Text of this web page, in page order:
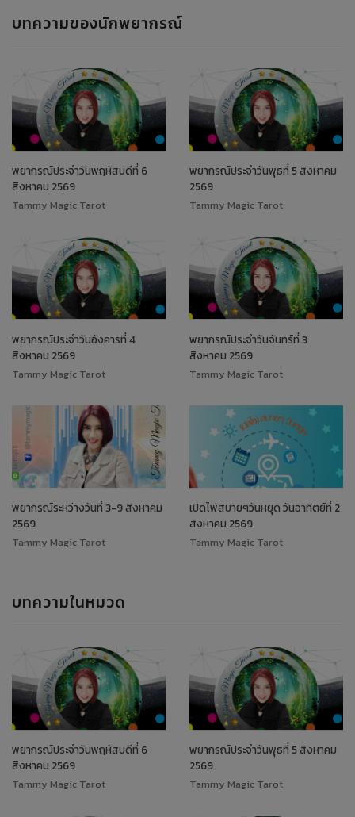
บทความของนักพยากรณ์
พยากรณ์ประจำวันพฤหัสบดีที่ 6
สิงหาคม 2569
Tammy Magic Tarot
พยากรณ์ประจำวันพุธที่ 5 สิงหาคม
2569
Tammy Magic Tarot
พยากรณ์ประจำวันอังคารที่ 4
สิงหาคม 2569
Tammy Magic Tarot
พยากรณ์ประจำวันจันทร์ที่ 3
สิงหาคม 2569
Tammy Magic Tarot
พยากรณ์ระหว่างวันที่ 3-9 สิงหาคม
2569
Tammy Magic Tarot
เปิดไพ่สบายๆวันหยุด วันอาทิตย์ที่ 2
สิงหาคม 2569
Tammy Magic Tarot
บทความในหมวด
พยากรณ์ประจำวันพฤหัสบดีที่ 6
สิงหาคม 2569
Tammy Magic Tarot
พยากรณ์ประจำวันพุธที่ 5 สิงหาคม
2569
Tammy Magic Tarot